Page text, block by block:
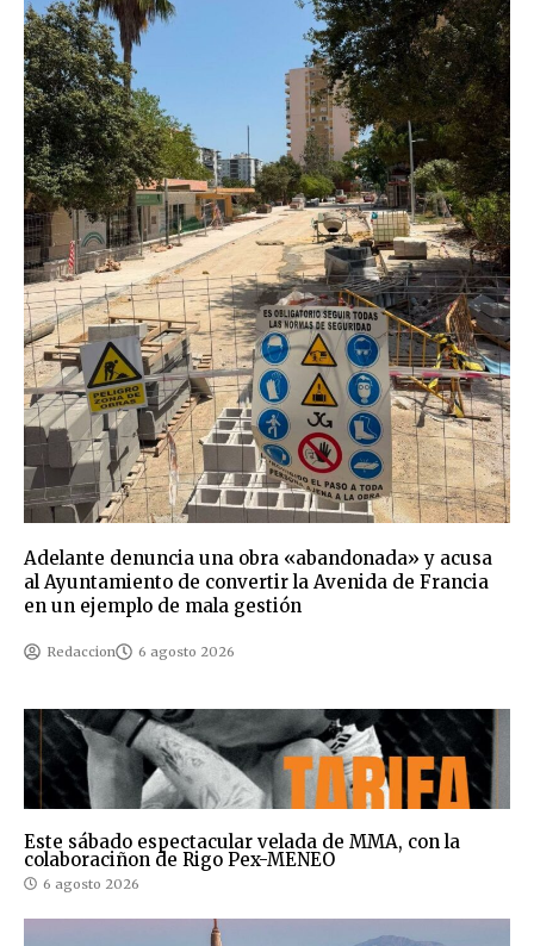
Adelante denuncia una obra «abandonada» y acusa
al Ayuntamiento de convertir la Avenida de Francia
en un ejemplo de mala gestión
Redaccion 6 agosto 2026
Este sábado espectacular velada de MMA, con la
colaboraciñon de Rigo Pex-MENEO
6 agosto 2026